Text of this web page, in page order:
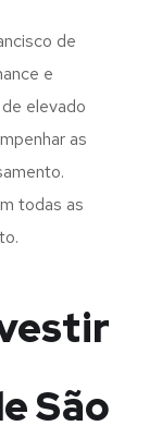
de
e
elevado
as
todas as
São